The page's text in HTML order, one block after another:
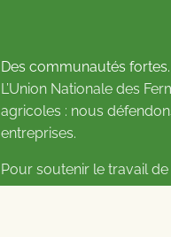
Des communautés
L’Union Nationale des
agricoles : nous
entreprises.
Pour soutenir le travail de